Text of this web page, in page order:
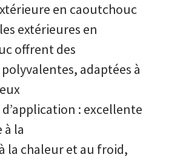
en caoutchouc
extérieures en
offrent des
adaptées à
: excellente
à la
la chaleur et au froid,